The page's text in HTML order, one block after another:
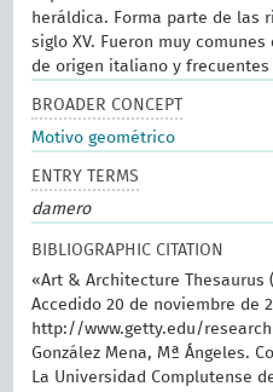
heráldica. Forma parte de las
siglo XV. Fueron muy
de origen italiano y frecuentes
BROADER CONCEPT
Motivo geométrico
ENTRY TERMS
damero
BIBLIOGRAPHIC CITATION
«Art & Architecture Thesaurus
Accedido 20 de noviembre de
http://www.getty.edu/
González Mena, Mª Ángeles.
La Universidad Complutense